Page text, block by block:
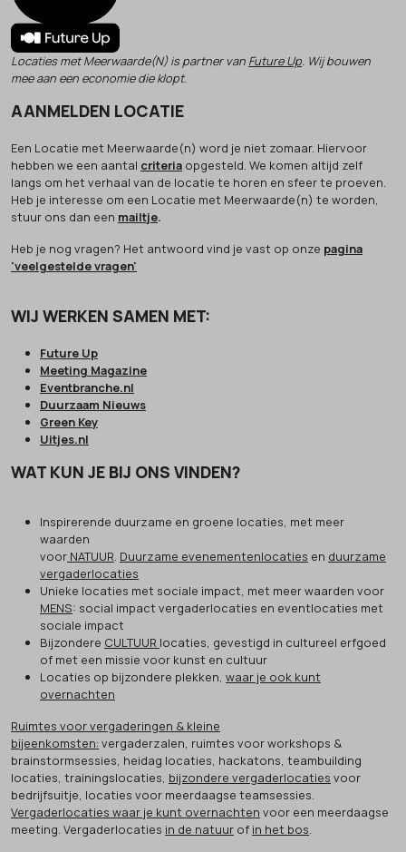
Locaties met Meerwaarde(N) is partner van Future Up. Wij bouwen
mee aan een economie die klopt.
AANMELDEN LOCATIE
Een Locatie met Meerwaarde(n) word je niet zomaar. Hiervoor
hebben we een aantal criteria opgesteld. We komen altijd zelf
langs om het verhaal van de locatie te horen en sfeer te proeven.
Heb je interesse om een Locatie met Meerwaarde(n) te worden,
stuur ons dan een mailtje.
Heb je nog vragen? Het antwoord vind je vast op onze pagina
'veelgestelde vragen'
WIJ WERKEN SAMEN MET:
Future Up
Meeting Magazine
Eventbranche.nl
Duurzaam Nieuws
Green Key
Uitjes.nl
WAT KUN JE BIJ ONS VINDEN?
Inspirerende duurzame en groene locaties, met meer
waarden
voor NATUUR. Duurzame evenementenlocaties en duurzame
vergaderlocaties
Unieke locaties met sociale impact, met meer waarden voor
MENS: social impact vergaderlocaties en eventlocaties met
sociale impact
Bijzondere CULTUUR locaties, gevestigd in cultureel erfgoed
of met een missie voor kunst en cultuur
Locaties op bijzondere plekken, waar je ook kunt
overnachten
Ruimtes voor vergaderingen & kleine
bijeenkomsten: vergaderzalen, ruimtes voor workshops &
brainstormsessies, heidag locaties, hackatons, teambuilding
locaties, trainingslocaties, bijzondere vergaderlocaties voor
bedrijfsuitje, locaties voor meerdaagse teamsessies.
Vergaderlocaties waar je kunt overnachten voor een meerdaagse
meeting. Vergaderlocaties in de natuur of in het bos.